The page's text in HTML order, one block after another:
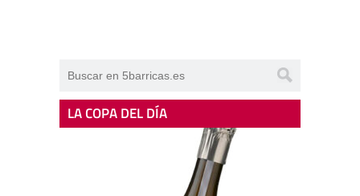
LA COPA DEL DÍA